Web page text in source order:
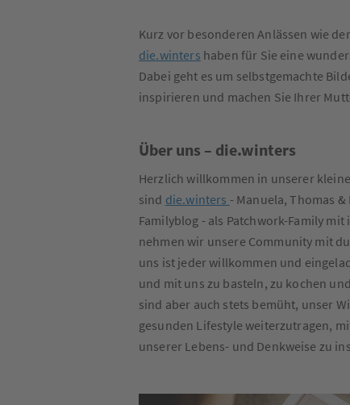
Kurz vor besonderen Anlässen wie
die.winters haben für Sie eine
Dabei geht es um selbstgemachte
inspirieren und machen Sie Ihrer
Über uns – die.winters
Herzlich willkommen in unserer
sind die.winters - Manuela, Thomas
Familyblog - als Patchwork-Family
nehmen wir unsere Community mit
uns ist jeder willkommen und
und mit uns zu basteln, zu kochen
sind aber auch stets bemüht, unser
gesunden Lifestyle weiterzutragen,
unserer Lebens- und Denkweise zu